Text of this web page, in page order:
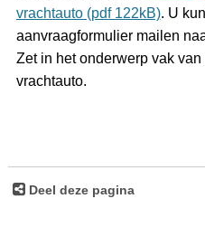
vrachtauto (pdf 122kB). U
aanvraagformulier mailen
Zet in het onderwerp vak
vrachtauto.
Deel deze pagina